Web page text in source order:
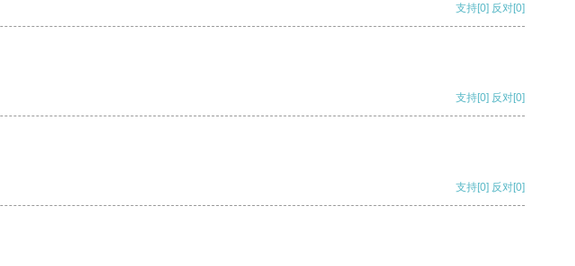
支持[0] 反对[0]
支持[0] 反对[0]
支持[0] 反对[0]